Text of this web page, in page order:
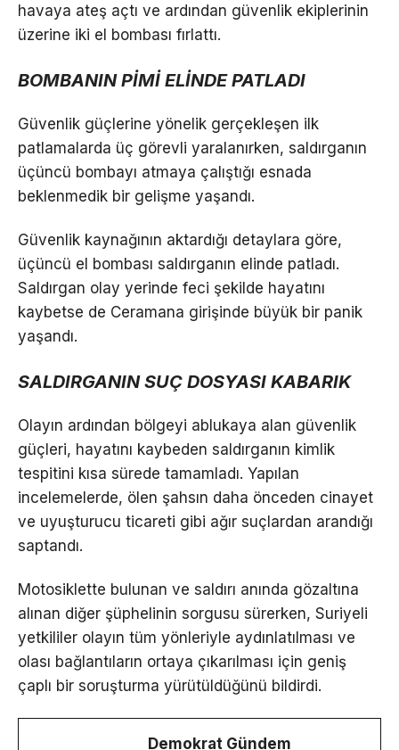
havaya ateş açtı ve ardından güvenlik ekiplerinin
üzerine iki el bombası fırlattı.
BOMBANIN PİMİ ELİNDE PATLADI
Güvenlik güçlerine yönelik gerçekleşen ilk
patlamalarda üç görevli yaralanırken, saldırganın
üçüncü bombayı atmaya çalıştığı esnada
beklenmedik bir gelişme yaşandı.
Güvenlik kaynağının aktardığı detaylara göre,
üçüncü el bombası saldırganın elinde patladı.
Saldırgan olay yerinde feci şekilde hayatını
kaybetse de Ceramana girişinde büyük bir panik
yaşandı.
SALDIRGANIN SUÇ DOSYASI KABARIK
Olayın ardından bölgeyi ablukaya alan güvenlik
güçleri, hayatını kaybeden saldırganın kimlik
tespitini kısa sürede tamamladı. Yapılan
incelemelerde, ölen şahsın daha önceden cinayet
ve uyuşturucu ticareti gibi ağır suçlardan arandığı
saptandı.
Motosiklette bulunan ve saldırı anında gözaltına
alınan diğer şüphelinin sorgusu sürerken, Suriyeli
yetkililer olayın tüm yönleriyle aydınlatılması ve
olası bağlantıların ortaya çıkarılması için geniş
çaplı bir soruşturma yürütüldüğünü bildirdi.
Demokrat Gündem